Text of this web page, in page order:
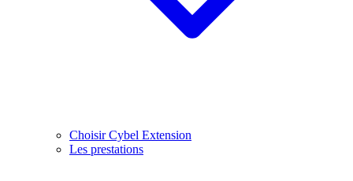
Choisir Cybel Extension
Les prestations